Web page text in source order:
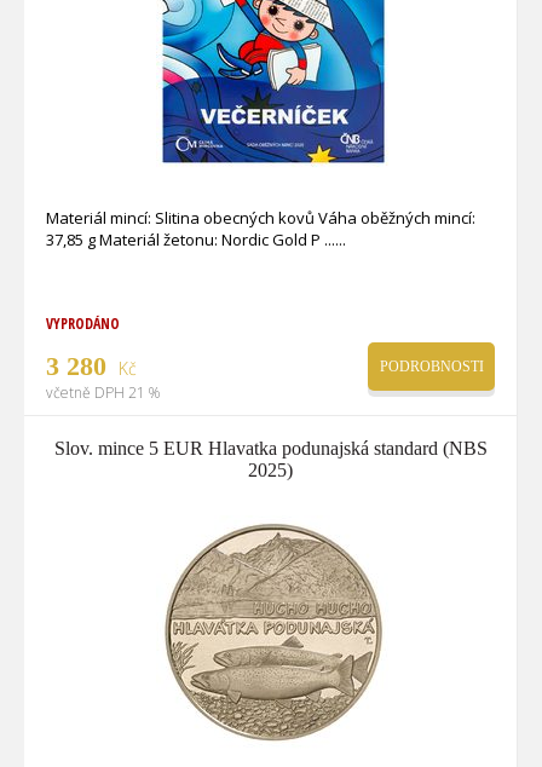
Materiál mincí: Slitina obecných kovů Váha oběžných mincí:
37,85 g Materiál žetonu: Nordic Gold P ...
VYPRODÁNO
3 280 Kč
včetně DPH 21 %
PODROBNOSTI
Slov. mince 5 EUR Hlavatka podunajská standard (NBS
2025)